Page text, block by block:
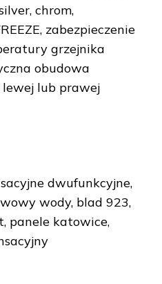
chrom,
zabezpieczenie
grzejnika
obudowa
lub prawej
dwufunkcyjne,
wody, blad 923,
panele katowice,